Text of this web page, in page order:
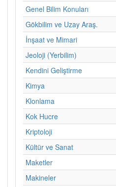
Genel Bilim Konuları
Gökbilim ve Uzay Araş.
İnşaat ve Mimari
Jeoloji (Yerbilim)
Kendini Geliştirme
Kimya
Klonlama
Kok Hucre
Kriptoloji
Kültür ve Sanat
Maketler
Makineler